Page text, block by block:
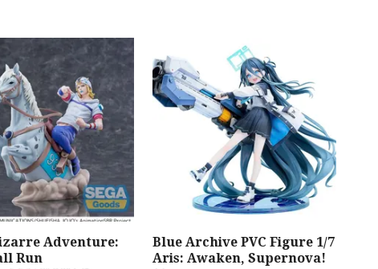
Adventure:
Run
Blue Archive PVC Figure 1/7
Aris: Awaken, Supernova!